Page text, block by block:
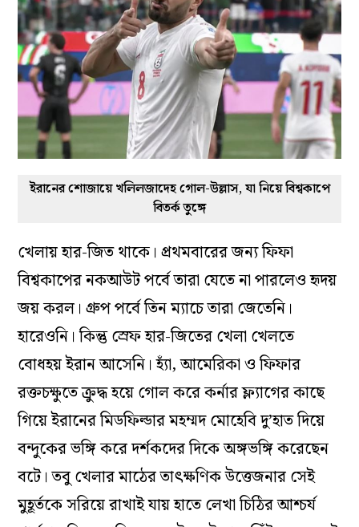
ইরানের শোজায়ে খলিলজাদেহ গোল-উল্লাস, যা নিয়ে বিশ্বকাপে
বিতর্ক তুঙ্গে
খেলায় হার-জিত থাকে। প্রথমবারের জন্য ফিফা
বিশ্বকাপের নকআউট পর্বে তারা যেতে না পারলেও হৃদয়
জয় করল। গ্রুপ পর্বে তিন ম্যাচে তারা জেতেনি।
হারেওনি। কিন্তু স্রেফ হার-জিতের খেলা খেলতে
বোধহয় ইরান আসেনি। হ্যাঁ, আমেরিকা ও ফিফার
রক্তচক্ষুতে ক্রুদ্ধ হয়ে গোল করে কর্নার ফ্ল্যাগের কাছে
গিয়ে ইরানের মিডফিল্ডার মহম্মদ মোহেবি দু’হাত দিয়ে
বন্দুকের ভঙ্গি করে দর্শকদের দিকে অঙ্গভঙ্গি করেছেন
বটে। তবু খেলার মাঠের তাৎক্ষণিক উত্তেজনার সেই
মুহূর্তকে সরিয়ে রাখাই যায় হাতে লেখা চিঠির আশ্চর্য